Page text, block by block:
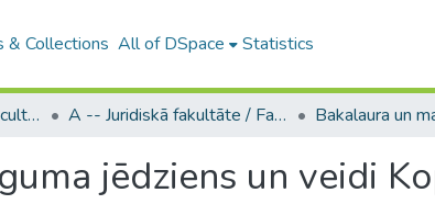
& Collections All of DSpace Statistics
B4 – LU fakultātes / Faculties of the UL A -- Juridiskā fakultāte / Faculty of Law
jēdziens un veidi